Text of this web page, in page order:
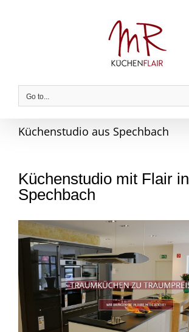
Go to...
Küchenstudio aus Spechbach
Küchenstudio mit Flair in
Spechbach